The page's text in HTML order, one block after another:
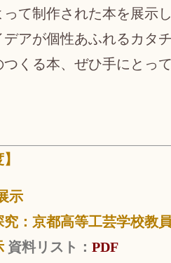
って制作された本を展示
デアが個性あふれるカタ
つくる本、ぜひ手にとっ
示
究：京都高等工芸学校教
資料リスト： PDF